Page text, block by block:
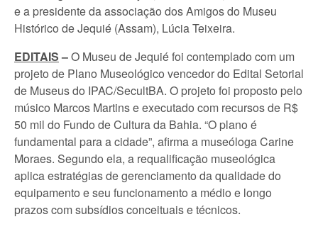
e a presidente da associação dos Amigos do Museu
Histórico de Jequié (Assam), Lúcia Teixeira.
EDITAIS–O Museu de Jequié foi contemplado com um
projeto de Plano Museológico vencedor do Edital Setorial
de Museus do IPAC/SecultBA. O projeto foi proposto pelo
músico Marcos Martins e executado com recursos de R$
50 mil do Fundo de Cultura da Bahia. “O plano é
fundamental para a cidade”, afirma a museóloga Carine
Moraes. Segundo ela, a requalificação museológica
aplica estratégias de gerenciamento da qualidade do
equipamento e seu funcionamento a médio e longo
prazos com subsídios conceituais e técnicos.